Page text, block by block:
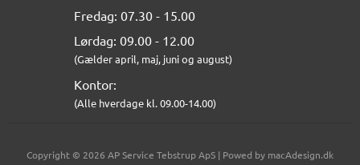
Fredag: 07.30 - 15.00
Lørdag: 09.00 - 12.00
(Gælder april, maj, juni og august)
Kontor:
(Alle hverdage kl. 09.00-14.00)
Copyright © 2026 AP Service Tebstrup ApS | Powed by macAdesign.dk